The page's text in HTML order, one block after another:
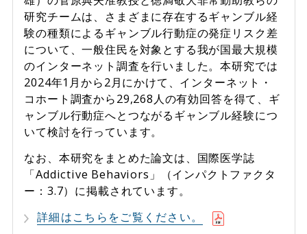
研究チームは、さまざまに存在するギャンブル経
験の種類によるギャンブル行動症の発症リスク差
について、一般住民を対象とする我が国最大規模
のインターネット調査を行いました。本研究では
2024年1月から2月にかけて、インターネット・
コホート調査から29,268人の有効回答を得て、ギ
ャンブル行動症へとつながるギャンブル経験につ
いて検討を行っています。
なお、本研究をまとめた論文は、国際医学誌
「Addictive Behaviors」（インパクトファクタ
ー：3.7）に掲載されています。
詳細はこちらをご覧ください。